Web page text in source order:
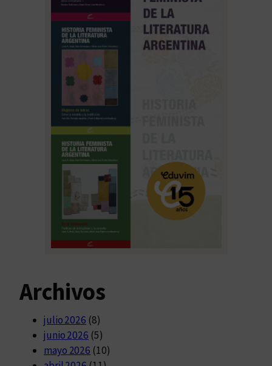
Archivos
julio 2026 (8)
junio 2026 (5)
mayo 2026 (10)